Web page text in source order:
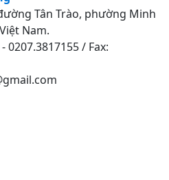
Tân Trào, phường Minh
Nam.
0207.3817155 / Fax: